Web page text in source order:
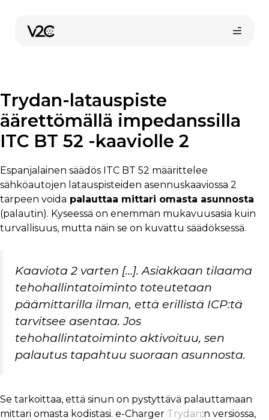
Osta verkossa
Trydan-latauspiste
äärettömällä impedanssilla
ITC BT 52 -kaaviolle 2
Espanjalainen säädös ITC BT 52 määrittelee
sähköautojen latauspisteiden asennuskaaviossa 2
tarpeen voida palauttaa mittari omasta asunnosta
(palautin). Kyseessä on enemmän mukavuusasia kuin
turvallisuus, mutta näin se on kuvattu säädöksessä.
Kaaviota 2 varten […]. Asiakkaan tilaama
tehohallintatoiminto toteutetaan
päämittarilla ilman, että erillistä ICP:tä
tarvitsee asentaa. Jos
tehohallintatoiminto aktivoituu, sen
palautus tapahtuu suoraan asunnosta.
Se tarkoittaa, että sinun on pystyttävä palauttamaan
mittari omasta kodistasi. e-Charger Trydan:n versiossa,